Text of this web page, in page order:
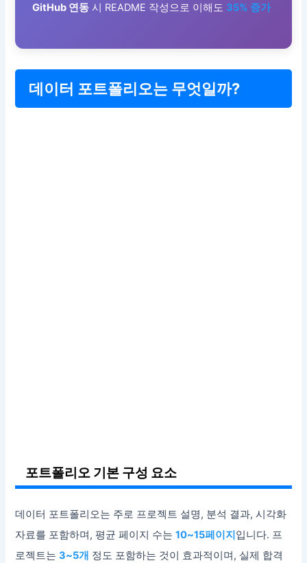
GitHub 연동 시 README 작성으로 이해도 35% 증가
데이터 포트폴리오는 무엇일까?
포트폴리오 기본 구성 요소
데이터 포트폴리오는 주로 프로젝트 설명, 분석 결과, 시각화
자료를 포함하며, 평균 페이지 수는10~15페이지 입니다. 프
로젝트는3~5개 정도 포함하는 것이 효과적이며, 실제 합격